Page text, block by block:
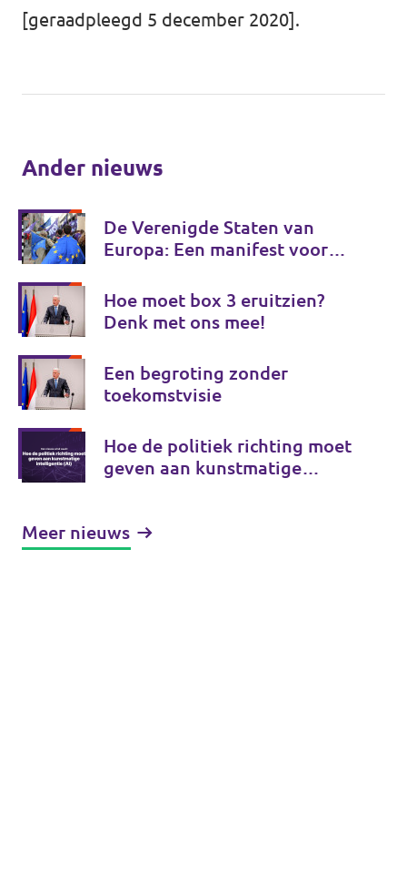
[geraadpleegd 5 december 2020].
Ander nieuws
De Verenigde Staten van
Europa: Een manifest voor
Hoe moet box 3 eruitzien?
Denk met ons mee!
Een begroting zonder
toekomstvisie
Hoe de politiek richting moet
geven aan kunstmatige
Meer nieuws